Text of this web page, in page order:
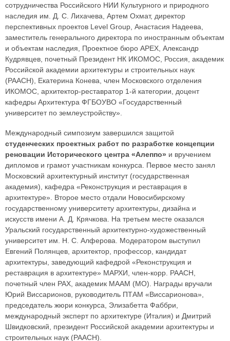
сотрудничества Российского НИИ Культурного и природного
наследия им. Д. С. Лихачева, Артем Охмат, директор
перспективных проектов Level Group, Анастасия Надеева,
заместитель генерального директора по иностранным объектам
и объектам наследия, Проектное бюро APEX, Александр
Кудрявцев, почетный Президент НК ИКОМОС, Россия, академик
Российской академии архитектуры и строительных наук
(РААСН), Екатерина Конева, член Московского отделения
ИКОМОС, архитектор-реставратор 1-й категории, доцент
кафедры Архитектура ФГБОУВО «Государственный
университет по землеустройству».
Международный симпозиум завершился защитой
студенческих проектных работ по разработке концепции
реновации Исторического центра «Алеппо» и вручением
дипломов и грамот участникам конкурса. Первое место занял
Московский архитектурный институт (государственная
академия), кафедра «Реконструкция и реставрация в
архитектуре». Второе место отдали Новосибирскому
государственному университету архитектуры, дизайна и
искусств имени А. Д. Крячкова. На третьем месте оказался
Уральский государственный архитектурно-художественный
университет им. Н. С. Алферова. Модератором выступил
Евгений Полянцев, архитектор, профессор, кандидат
архитектуры, заведующий кафедрой «Реконструкция и
реставрация в архитектуре» МАРХИ, член-корр. РААСН,
почетный член РАХ, академик МААМ (МО). Награды вручали
Юрий Виссарионов, руководитель ПТАМ «Виссарионова»,
председатель жюри конкурса, Элизабетта Фаббри,
международный эксперт по архитектуре (Италия) и Дмитрий
Швидковский, президент Российской академии архитектуры и
строительных наук (РААСН).